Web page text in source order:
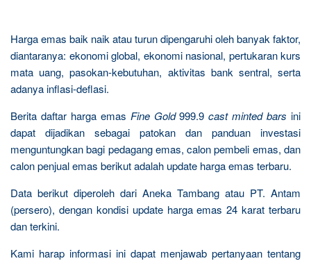
Harga emas baik naik atau turun dipengaruhi oleh banyak faktor,
diantaranya: ekonomi global, ekonomi nasional, pertukaran kurs
mata uang, pasokan-kebutuhan, aktivitas bank sentral, serta
adanya inflasi-deflasi.
Berita daftar harga emas Fine Gold999.9cast minted barsini
dapat dijadikan sebagai patokan dan panduan investasi
menguntungkan bagi pedagang emas, calon pembeli emas, dan
calon penjual emas berikut adalah update harga emas terbaru.
Data berikut diperoleh dari Aneka Tambang atau PT. Antam
(persero), dengan kondisi update harga emas 24 karat terbaru
dan terkini.
Kami harap informasi ini dapat menjawab pertanyaan tentang